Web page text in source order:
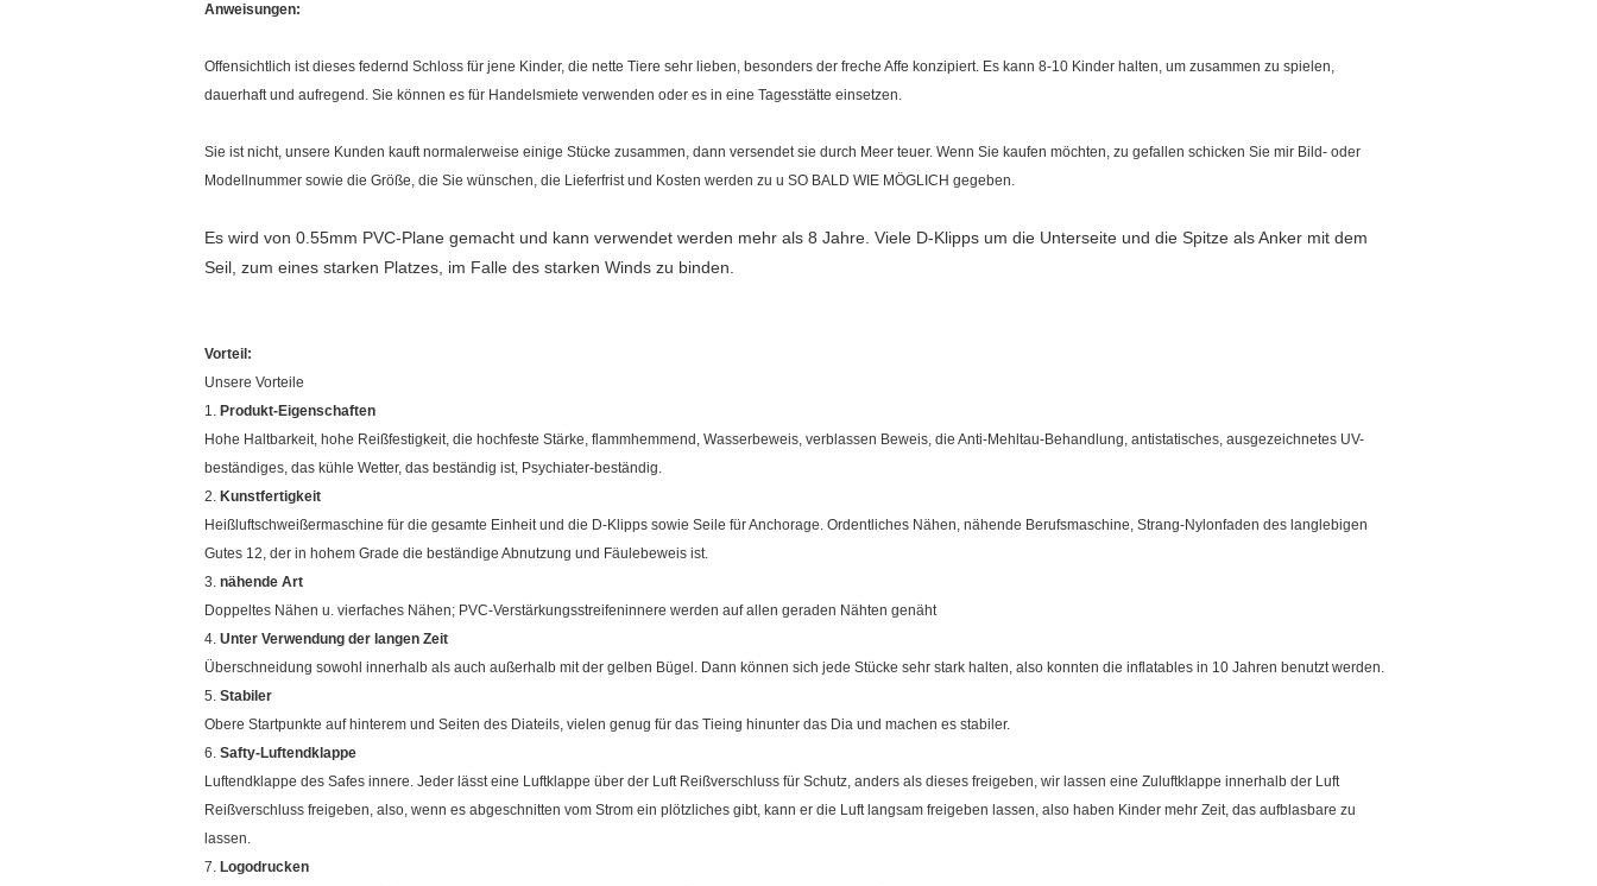
Anweisungen:
Offensichtlich ist dieses federnd Schloss für jene Kinder, die nette Tiere sehr lieben, besonders der freche Affe konzipiert. Es kann 8-10 Kinder halten, um zusammen zu spielen,
dauerhaft und aufregend. Sie können es für Handelsmiete verwenden oder es in eine Tagesstätte einsetzen.
Sie ist nicht, unsere Kunden kauft normalerweise einige Stücke zusammen, dann versendet sie durch Meer teuer. Wenn Sie kaufen möchten, zu gefallen schicken Sie mir Bild- oder
Modellnummer sowie die Größe, die Sie wünschen, die Lieferfrist und Kosten werden zu u SO BALD WIE MÖGLICH gegeben.
Es wird von 0.55mm PVC-Plane gemacht und kann verwendet werden mehr als 8 Jahre. Viele D-Klipps um die Unterseite und die Spitze als Anker mit dem
Seil, zum eines starken Platzes, im Falle des starken Winds zu binden.
Vorteil:
Unsere Vorteile
1. Produkt-Eigenschaften
Hohe Haltbarkeit, hohe Reißfestigkeit, die hochfeste Stärke, flammhemmend, Wasserbeweis, verblassen Beweis, die Anti-Mehltau-Behandlung, antistatisches, ausgezeichnetes UV-
beständiges, das kühle Wetter, das beständig ist, Psychiater-beständig.
2. Kunstfertigkeit
Heißluftschweißermaschine für die gesamte Einheit und die D-Klipps sowie Seile für Anchorage. Ordentliches Nähen, nähende Berufsmaschine, Strang-Nylonfaden des langlebigen
Gutes 12, der in hohem Grade die beständige Abnutzung und Fäulebeweis ist.
3. nähende Art
Doppeltes Nähen u. vierfaches Nähen; PVC-Verstärkungsstreifeninnere werden auf allen geraden Nähten genäht
4. Unter Verwendung der langen Zeit
Überschneidung sowohl innerhalb als auch außerhalb mit der gelben Bügel. Dann können sich jede Stücke sehr stark halten, also konnten die inflatables in 10 Jahren benutzt werden.
5. Stabiler
Obere Startpunkte auf hinterem und Seiten des Diateils, vielen genug für das Tieing hinunter das Dia und machen es stabiler.
6. Safty-Luftendklappe
Luftendklappe des Safes innere. Jeder lässt eine Luftklappe über der Luft Reißverschluss für Schutz, anders als dieses freigeben, wir lassen eine Zuluftklappe innerhalb der Luft
Reißverschluss freigeben, also, wenn es abgeschnitten vom Strom ein plötzliches gibt, kann er die Luft langsam freigeben lassen, also haben Kinder mehr Zeit, das aufblasbare zu
lassen.
7. Logodrucken